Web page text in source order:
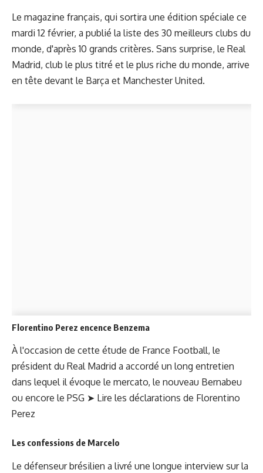
Le magazine français, qui sortira une édition spéciale ce
mardi 12 février, a publié la liste des 30 meilleurs clubs du
monde, d'après 10 grands critères. Sans surprise, le Real
Madrid, club le plus titré et le plus riche du monde, arrive
en tête devant le Barça et Manchester United.
Florentino Perez encence Benzema
À l'occasion de cette étude de France Football, le
président du Real Madrid a accordé un long entretien
dans lequel il évoque le mercato, le nouveau Bernabeu
ou encore le PSG ➤ Lire les déclarations de Florentino
Perez
Les confessions de Marcelo
Le défenseur brésilien a livré une longue interview sur la